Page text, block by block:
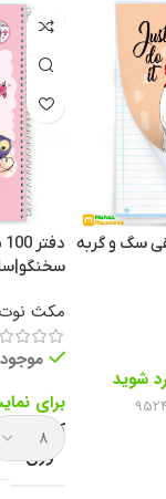
طلقی سگ و گربه
شوید
سخنگو|سایز
مکث نوت
موجود
برای
کد
وزن